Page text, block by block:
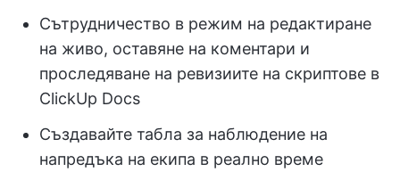
Сътрудничество в режим на редактиране
на живо, оставяне на коментари и
проследяване на ревизиите на скриптове в
ClickUp Docs
Създавайте табла за наблюдение на
напредъка на екипа в реално време